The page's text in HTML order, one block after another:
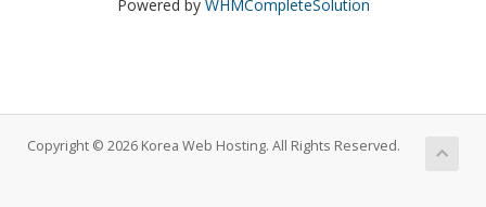
Powered by WHMCompleteSolution
Copyright © 2026 Korea Web Hosting. All Rights Reserved.